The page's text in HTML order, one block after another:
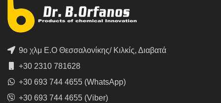
9ο χλμ Ε.Ο Θεσσαλονίκης/ Κιλκίς, Διαβατά
+30 2310 781628
+30 693 744 4655 (WhatsApp)
+30 693 744 4655 (Viber)